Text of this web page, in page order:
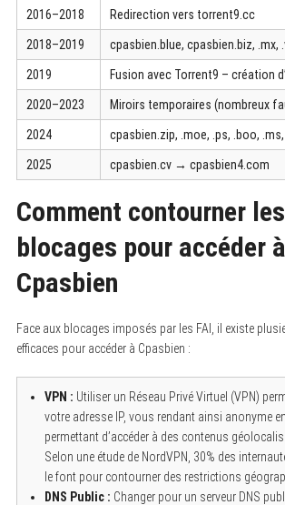
2016–2018 Redirection vers torrent9.cc
2018–2019 cpasbien.blue, cpasbien.biz, .mx,
2019 Fusion avec Torrent9 – création
2020–2023 Miroirs temporaires (nombreux
2024 cpasbien.zip, .moe, .ps, .boo,
2025 cpasbien.cv → cpasbien4.com
Comment contourner les
blocages pour accéder à
Cpasbien
Face aux blocages imposés par les FAI, il existe
efficaces pour accéder à Cpasbien :
VPN : Utiliser un Réseau Privé Virtuel (VPN)
votre adresse IP, vous rendant ainsi anonyme
permettant d’accéder à des contenus
Selon une étude de NordVPN, 30% des
le font pour contourner des restrictions
DNS Public : Changer pour un serveur DNS